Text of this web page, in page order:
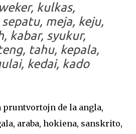
kulkas,
meja, keju,
kabar, syukur,
tahu, kepala,
kedai, kado
de la angla,
araba, hokiena, sanskrito,